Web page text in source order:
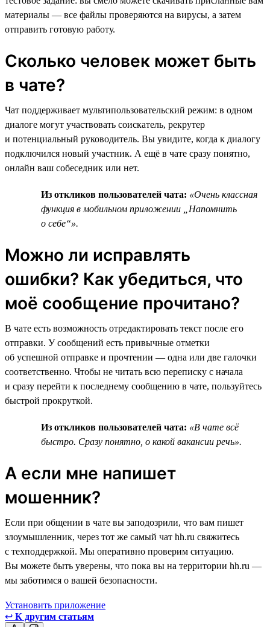
материалы — все файлы проверяются на вирусы, а затем
отправить готовую работу.
Сколько человек может быть
в чате?
Чат поддерживает мультипользовательский режим: в одном
диалоге могут участвовать соискатель, рекрутер
и потенциальный руководитель. Вы увидите, когда к диалогу
подключился новый участник. А ещё в чате сразу понятно,
онлайн ваш собеседник или нет.
Из откликов пользователей чата: «Очень классная
функция в мобильном приложении „Напомнить
о себе“».
Можно ли исправлять
ошибки? Как убедиться, что
моё сообщение прочитано?
В чате есть возможность отредактировать текст после его
отправки. У сообщений есть привычные отметки
об успешной отправке и прочтении — одна или две галочки
соответственно. Чтобы не читать всю переписку с начала
и сразу перейти к последнему сообщению в чате, пользуйтесь
быстрой прокруткой.
Из откликов пользователей чата: «В чате всё
быстро. Сразу понятно, о какой вакансии речь».
А если мне напишет
мошенник?
Если при общении в чате вы заподозрили, что вам пишет
злоумышленник, через тот же самый чат hh.ru свяжитесь
с техподдержкой. Мы оперативно проверим ситуацию.
Вы можете быть уверены, что пока вы на территории hh.ru —
мы заботимся о вашей безопасности.
Установить приложение
↩ К другим статьям